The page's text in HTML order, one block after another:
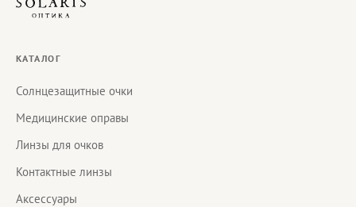
КАТАЛОГ
Солнцезащитные очки
Медицинские оправы
Линзы для очков
Контактные линзы
Аксессуары